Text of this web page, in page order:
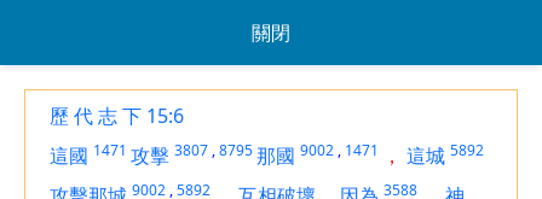
關閉
歷 代 志 下 15:6
這國 1471 攻擊 3807 ,8795那國 9002 , 1471 ， 這城 5892
9002 ,5892 3588